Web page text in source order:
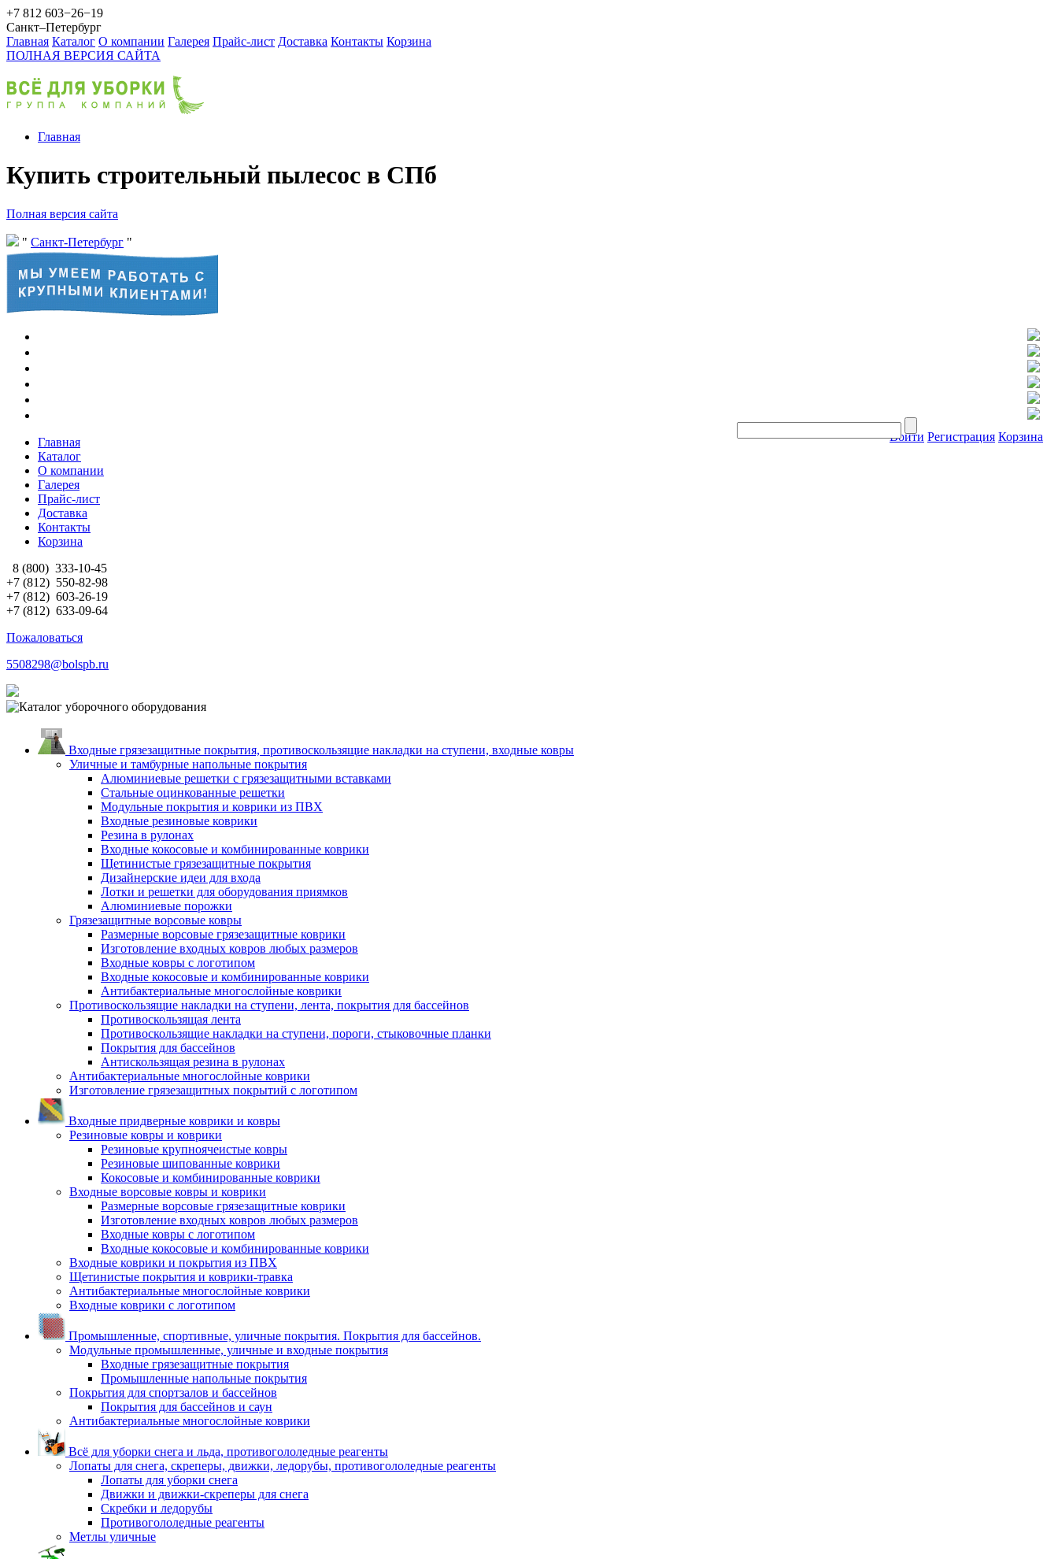
+7 812 603−26−19
Санкт–Петербург
Главная Каталог О компании Галерея Прайс-лист Доставка Контакты Корзина
ПОЛНАЯ ВЕРСИЯ САЙТА
Главная
Купить строительный пылесос в СПб
Полная версия сайта
Санкт-Петербург
Войти Регистрация Корзина
Главная
Каталог
О компании
Галерея
Прайс-лист
Доставка
Контакты
Корзина
8 (800) 333-10-45
+7 (812) 550-82-98
+7 (812) 603-26-19
+7 (812) 633-09-64
Пожаловаться
5508298@bolspb.ru
Входные грязезащитные покрытия, противоскользящие накладки на ступени, входные ковры
Уличные и тамбурные напольные покрытия
Алюминиевые решетки с грязезащитными вставками
Стальные оцинкованные решетки
Модульные покрытия и коврики из ПВХ
Входные резиновые коврики
Резина в рулонах
Входные кокосовые и комбинированные коврики
Щетинистые грязезащитные покрытия
Дизайнерские идеи для входа
Лотки и решетки для оборудования приямков
Алюминиевые порожки
Грязезащитные ворсовые ковры
Размерные ворсовые грязезащитные коврики
Изготовление входных ковров любых размеров
Входные ковры с логотипом
Входные кокосовые и комбинированные коврики
Антибактериальные многослойные коврики
Противоскользящие накладки на ступени, лента, покрытия для бассейнов
Противоскользящая лента
Противоскользящие накладки на ступени, пороги, стыковочные планки
Покрытия для бассейнов
Антискользящая резина в рулонах
Антибактериальные многослойные коврики
Изготовление грязезащитных покрытий с логотипом
Входные придверные коврики и ковры
Резиновые ковры и коврики
Резиновые крупноячеистые ковры
Резиновые шипованные коврики
Кокосовые и комбинированные коврики
Входные ворсовые ковры и коврики
Размерные ворсовые грязезащитные коврики
Изготовление входных ковров любых размеров
Входные ковры с логотипом
Входные кокосовые и комбинированные коврики
Входные коврики и покрытия из ПВХ
Щетинистые покрытия и коврики-травка
Антибактериальные многослойные коврики
Входные коврики с логотипом
Промышленные, спортивные, уличные покрытия. Покрытия для бассейнов.
Модульные промышленные, уличные и входные покрытия
Входные грязезащитные покрытия
Промышленные напольные покрытия
Покрытия для спортзалов и бассейнов
Покрытия для бассейнов и саун
Антибактериальные многослойные коврики
Всё для уборки снега и льда, противогололедные реагенты
Лопаты для снега, скреперы, движки, ледорубы, противогололедные реагенты
Лопаты для уборки снега
Движки и движки-скреперы для снега
Скребки и ледорубы
Противогололедные реагенты
Метлы уличные